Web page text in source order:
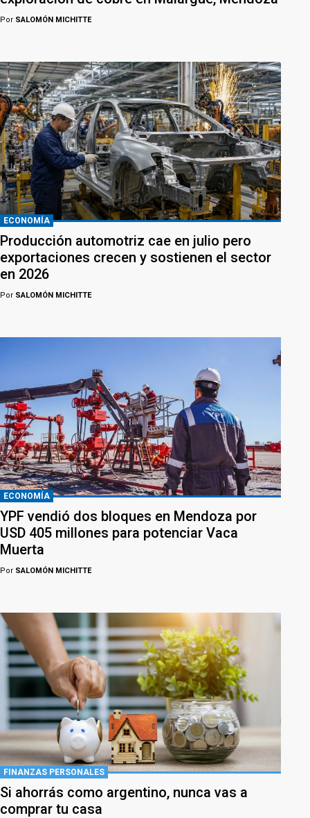
Por SALOMÓN MICHITTE
ECONOMÍA
Producción automotriz cae en julio pero
exportaciones crecen y sostienen el sector
en 2026
Por SALOMÓN MICHITTE
ECONOMÍA
YPF vendió dos bloques en Mendoza por
USD 405 millones para potenciar Vaca
Muerta
Por SALOMÓN MICHITTE
FINANZAS PERSONALES
Si ahorrás como argentino, nunca vas a
comprar tu casa